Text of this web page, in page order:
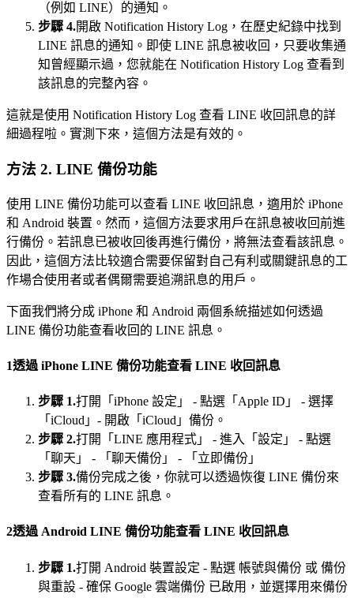
（例如 LINE）的通知。
步驟 4.開啟 Notification History Log，在歷史紀錄中找到
LINE 訊息的通知。即使 LINE 訊息被收回，只要收集通
知曾經顯示過，您就能在 Notification History Log 查看到
該訊息的完整內容。
這就是使用 Notification History Log 查看 LINE 收回訊息的詳
細過程啦。實測下來，這個方法是有效的。
方法 2. LINE 備份功能
使用 LINE 備份功能可以查看 LINE 收回訊息，適用於 iPhone
和 Android 裝置。然而，這個方法要求用戶在訊息被收回前進
行備份。若訊息已被收回後再進行備份，將無法查看該訊息。
因此，這個方法比较適合需要保留對自己有利或關鍵訊息的工
作場合使用者或者偶爾需要追溯訊息的用戶。
下面我們將分成 iPhone 和 Android 兩個系統描述如何透過
LINE 備份功能查看收回的 LINE 訊息。
1透過 iPhone LINE 備份功能查看 LINE 收回訊息
步驟 1.打開「iPhone 設定」 - 點選「Apple ID」 - 選擇
「iCloud」- 開啟「iCloud」備份。
步驟 2.打開「LINE 應用程式」 - 進入「設定」 - 點選
「聊天」 - 「聊天備份」 - 「立即備份」
步驟 3.備份完成之後，你就可以透過恢復 LINE 備份來
查看所有的 LINE 訊息。
2透過 Android LINE 備份功能查看 LINE 收回訊息
步驟 1.打開 Android 裝置設定 - 點選 帳號與備份 或 備份
與重設 - 確保 Google 雲端備份 已啟用，並選擇用來備份